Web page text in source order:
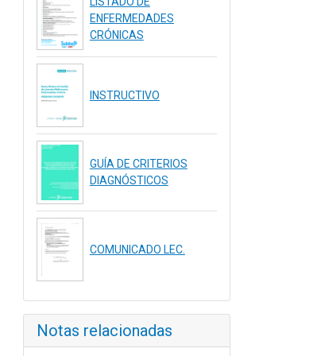
ENFERMEDADES
CRÓNICAS
INSTRUCTIVO
GUÍA DE CRITERIOS
DIAGNÓSTICOS
COMUNICADO LEC.
Notas relacionadas